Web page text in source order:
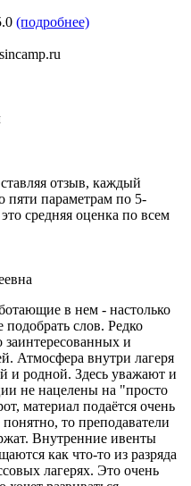
(подробнее)
отзыв, каждый
пяти параметрам по 5-
средняя оценка по всем
в нем - настолько
подобрать слов. Редко
заинтересованных и
Атмосфера внутри лагеря
и родной. Здесь уважают и
не нацелены на "просто
материал подаётся очень
понятно, то преподаватели
Внутренние ивенты
как что-то из разряда
лагерях. Это очень